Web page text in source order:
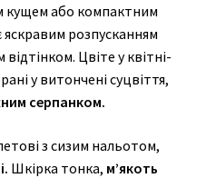
кущем або компактним
розпусканням
Цвіте у квітні-
у витончені суцвіття,
серпанком.
з сизим нальотом,
Шкірка тонка, м’якоть